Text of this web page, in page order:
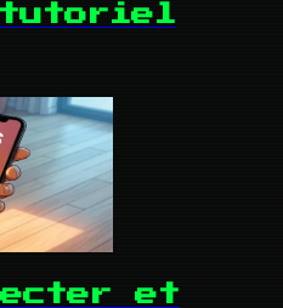
tutoriel
et